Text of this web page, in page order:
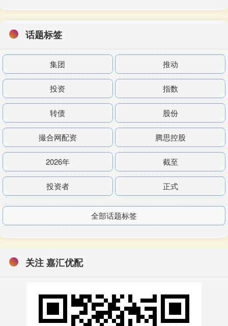
话题标签
集团 推动
投资 指数
转债 股份
撮合网配资 腾思控股
2026年 截至
投资者 正式
全部话题标签
关注 嘉汇优配